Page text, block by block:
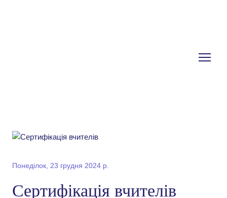
Понеділок, 23 грудня 2024 р.
Сертифікація вчителів